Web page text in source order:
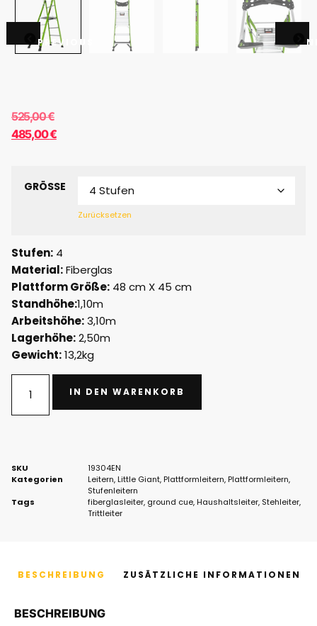
PREVIOUS
525,00€
485,00€
GRÖSSE
Zurücksetzen
Stufen: 4
Material:Fiberglas
Plattform Größe: 48 cm X 45 cm
Standhöhe:1,10m
Arbeitshöhe:3,10m
Lagerhöhe:2,50m
Gewicht:13,2kg
IN DEN WARENKORB
SKU
19304EN
Kategorien
Leitern, Little Giant, Plattformleitern, Plattformleitern,
Stufenleitern
Tags
fiberglasleiter, ground cue, Haushaltsleiter, Stehleiter,
Trittleiter
BESCHREIBUNG ZUSÄTZLICHE INFORMATIONEN
BESCHREIBUNG